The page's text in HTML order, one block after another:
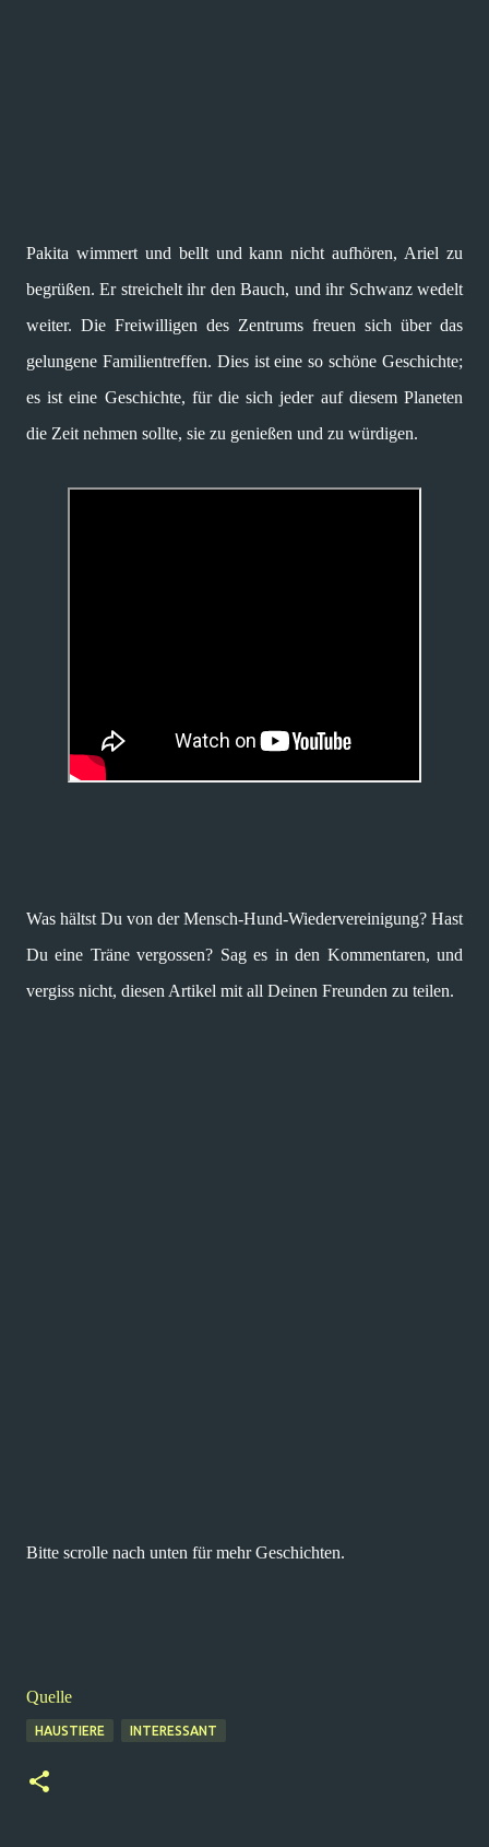
Pakita wimmert und bellt und kann nicht aufhören, Ariel zu
begrüßen. Er streichelt ihr den Bauch, und ihr Schwanz wedelt
weiter. Die Freiwilligen des Zentrums freuen sich über das
gelungene Familientreffen. Dies ist eine so schöne Geschichte;
es ist eine Geschichte, für die sich jeder auf diesem Planeten
die Zeit nehmen sollte, sie zu genießen und zu würdigen.
Was hältst Du von der Mensch-Hund-Wiedervereinigung? Hast
Du eine Träne vergossen? Sag es in den Kommentaren, und
vergiss nicht, diesen Artikel mit all Deinen Freunden zu teilen.
Bitte scrolle nach unten für mehr Geschichten.
Quelle
HAUSTIERE INTERESSANT